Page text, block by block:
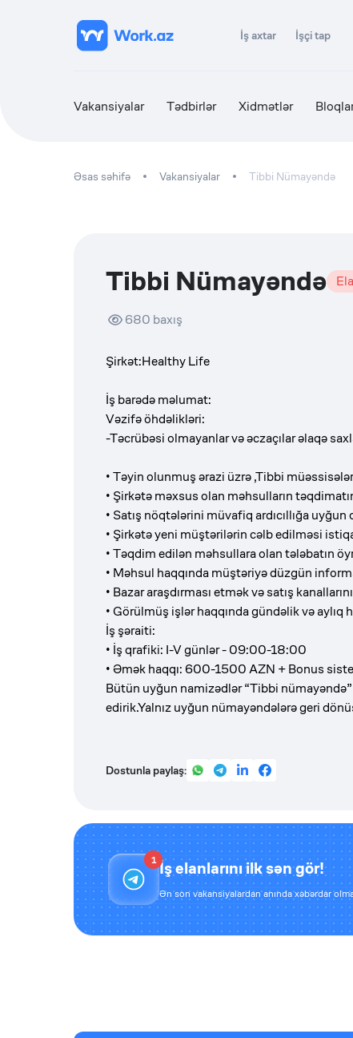
İş axtar İşçi tap
Vakansiyalar Tədbirlər Xidmətlər
Əsas səhifə Vakansiyalar Tibbi Nümayəndə
Tibbi Nümayəndə
680 baxış
Şirkət:Healthy Life
İş barədə məlumat:
Vəzifə öhdəlikləri:
-Təcrübəsi olmayanlar və əczaçılar əlaqə
• Təyin olunmuş ərazi üzrə ,Tibbi
• Şirkətə məxsus olan məhsulların
• Satış nöqtələrini müvafiq ardıcıllığa
• Şirkətə yeni müştərilərin cəlb edilməsi
• Təqdim edilən məhsullara olan tələbatın
• Məhsul haqqında müştəriyə düzgün
• Bazar araşdırması etmək və satış
• Görülmüş işlər haqqında gündəlik və aylıq
İş şəraiti:
• İş qrafiki: I-V günlər - 09:00-18:00
• Əmək haqqı: 600-1500 AZN + Bonus
Bütün uyğun namizədlər “Tibbi
edirik.Yalnız uyğun nümayəndələrə geri
Dostunla paylaş:
1 İş elanlarını ilk sən gör!
Ən son vakansiyalardan anında xəbərdar